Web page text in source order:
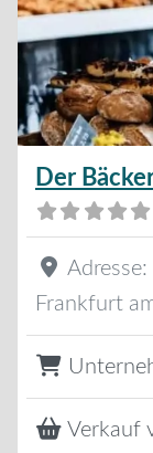
Der
Adresse:
Frankfurt
Verkauf